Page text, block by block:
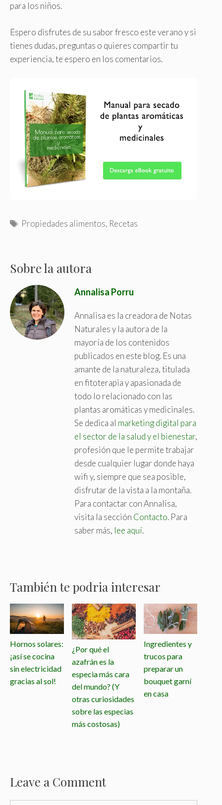
para los niños.
Espero disfrutes de su sabor fresco este verano y si
tienes dudas, preguntas o quieres compartir tu
experiencia, te espero en los comentarios.
T
Propiedades alimentos, Recetas
Sobre la autora
Annalisa Porru
Annalisa es la creadora de Notas
Naturales y la autora de la
mayoría de los contenidos
publicados en este blog. Es una
amante de la naturaleza, titulada
en fitoterapia y apasionada de
todo lo relacionado con las
plantas aromáticas y medicinales.
Se dedica al marketing digital para
el sector de la salud y el bienestar,
profesión que le permite trabajar
desde cualquier lugar donde haya
wifi y, siempre que sea posible,
disfrutar de la vista a la montaña.
Para contactar con Annalisa,
visita la sección Contacto. Para
saber más, lee aquí.
También te podria interesar
Hornos solares:
¡así se cocina
sin electricidad
gracias al sol!
¿Por qué el
azafrán es la
especia más cara
del mundo? (Y
otras curiosidades
sobre las especias
más costosas)
Ingredientes y
trucos para
preparar un
bouquet garní
en casa
Leave a Comment